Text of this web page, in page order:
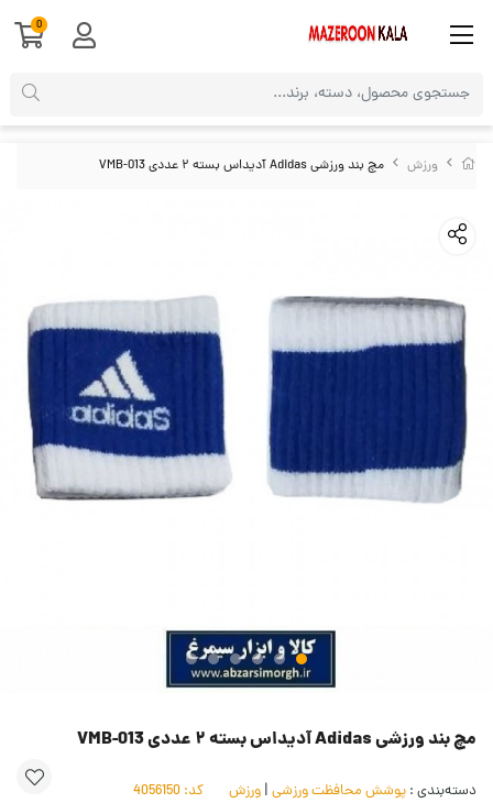
ورزش مچ بند ورزشی Adidas آدیداس بسته ۲ عددی VMB-013
مچ بند ورزشی Adidas آدیداس بسته ۲ عددی VMB-013
دسته‌بندی : پوشش محافظت ورزشی | ورزش کد:
0